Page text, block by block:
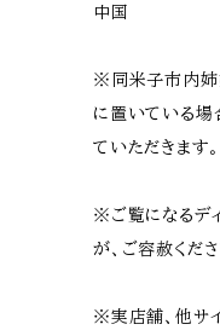
中国
※同米子市内
に置いている
ていただきます。
※ご覧になるデ
が、ご容赦くだ
※実店舗、他サ